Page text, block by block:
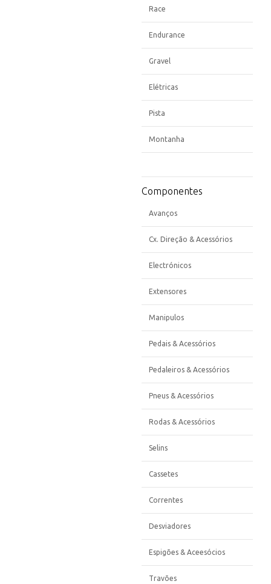
Race
Endurance
Gravel
Elétricas
Pista
Montanha
Componentes
Avanços
Cx. Direção & Acessórios
Electrónicos
Extensores
Manipulos
Pedais & Acessórios
Pedaleiros & Acessórios
Pneus & Acessórios
Rodas & Acessórios
Selins
Cassetes
Correntes
Desviadores
Espigões & Aceesócios
Travões